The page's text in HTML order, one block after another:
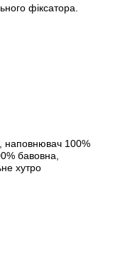
фіксатора.
наповнювач 100%
бавовна,
хутро